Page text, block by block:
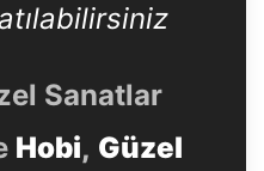
Sanatlar
Hobi, Güzel